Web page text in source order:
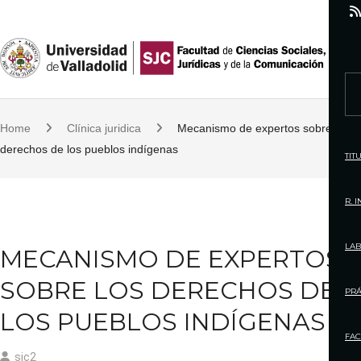
i
t
o
c
n
t
Home Clínica juridica
Mecanismo de expertos sobre los
derechos de los pueblos indígenas
MECANISMO DE EXPERTOS
SOBRE LOS DERECHOS DE
LOS PUEBLOS INDÍGENAS
sjc2
r
h
o
:
R.